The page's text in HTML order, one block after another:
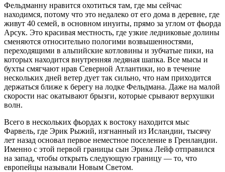
Фельдманну нравится охотиться там, где мы сейчас
находимся, потому что это недалеко от его дома в деревне, где
живут 40 семей, в основном инуиты, прямо за углом от фьорда
Арсук. Это красивая местность, где узкие ледниковые долины
сменяются относительно пологими возвышенностями,
переходящими в альпийские котловины и зубчатые пики, на
которых находится внутренняя ледяная шапка. Все мысы и
бухты смягчают нрав Северной Атлантики, но в течение
нескольких дней ветер дует так сильно, что нам приходится
держаться ближе к берегу на лодке Фельдмана. Даже на малой
скорости нас окатывают брызги, которые срывают верхушки
волн.
Всего в нескольких фьордах к востоку находится мыс
Фарвель, где Эрик Рыжий, изгнанный из Исландии, тысячу
лет назад основал первое неместное поселение в Гренландии.
Именно с этой первой границы сын Эрика Лейф отправился
на запад, чтобы открыть следующую границу — то, что
европейцы называли Новым Светом.